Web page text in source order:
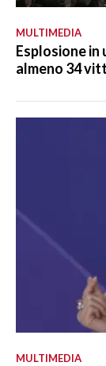
MULTIMEDIA
Esplosione in
almeno 34
MULTIMEDIA